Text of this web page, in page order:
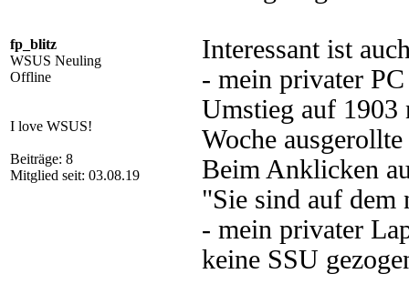
fp_blitz
WSUS Neuling
Offline
I love WSUS!
Beiträge: 8
Mitglied seit: 03.08.19
Interessant ist
- mein privater
Umstieg auf 1903
Woche
Beim Anklicken
"Sie sind auf dem
- mein privater
keine SSU